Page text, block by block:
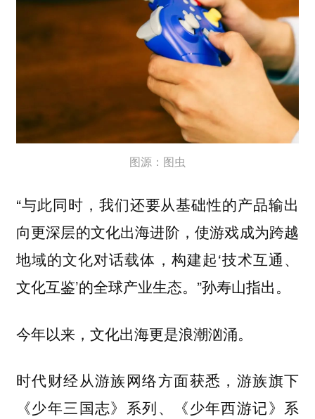
图源：图虫
“与此同时，我们还要从基础性的产品输出
向更深层的文化出海进阶，使游戏成为跨越
地域的文化对话载体，构建起‘技术互通、
文化互鉴’的全球产业生态。”孙寿山指出。
今年以来，文化出海更是浪潮汹涌。
时代财经从游族网络方面获悉，游族旗下
《少年三国志》系列、《少年西游记》系